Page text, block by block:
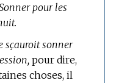
pour les
sçauroit sonner
pour dire,
choses, il